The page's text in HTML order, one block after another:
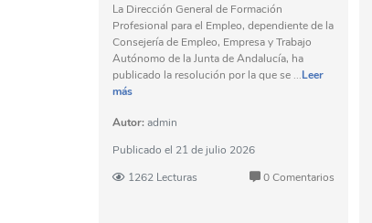
La Dirección General de Formación
Profesional para el Empleo, dependiente de la
Consejería de Empleo, Empresa y Trabajo
Autónomo de la Junta de Andalucía, ha
publicado la resolución por la que se ...Leer
más
Autor:admin
Publicado el 21 de julio 2026
1262 Lecturas
0 Comentarios